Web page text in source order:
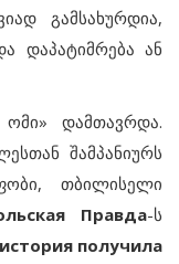
გამსახურდია,
დაპატიმრება ან
დამთავრდა.
შამპანიურს
თბილისელი
Правда-ს
получила